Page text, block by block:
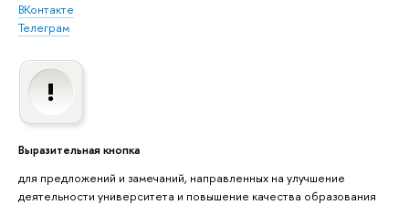
ВКонтакте
Телеграм
Выразительная кнопка
для предложений и замечаний, направленных на улучшение
деятельности университета и повышение качества образования